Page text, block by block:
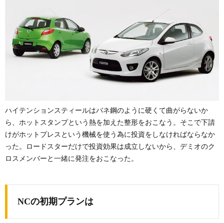
ハイテンションスティールはバネ鋼のように硬くて曲がらないか
ら、ホットスタンプという熱を加えた整形をおこなう。そこで下請
けがホットプレスという機械を使う為に投資をしなければならなか
った。ロードスターだけで投資効果は成立しないから、デミオのク
ロスメンバーと一緒に発注をおこなった。
NCの初期プランは